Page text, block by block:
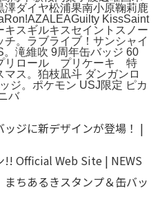
澤ダイヤ松浦果南小原鞠莉鹿
KissSaint
スギルキスセイントスノー
。ラブライブ！サンシャイ
。滝維吹 9周年缶バッジ 60
リロール プリケーキ 特
ス。狛枝凪斗 ダンガンロ
ジ。ポケモン USJ限定 ピカ
バ